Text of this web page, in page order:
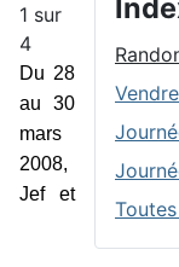
1 sur
4
Du 28
au 30
mars
2008,
Jef et